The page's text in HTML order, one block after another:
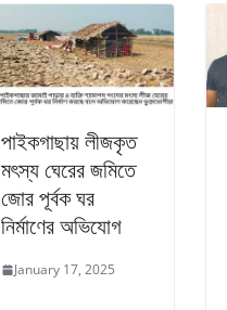
পাইকগাছায় লীজকৃত
মৎস্য ঘেরের জমিতে
জোর পূর্বক ঘর
নির্মাণের অভিযোগ
January 17, 2025